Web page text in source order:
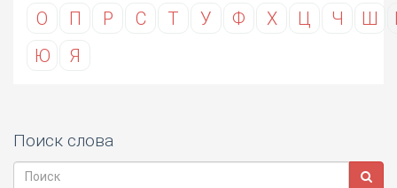
О
П Р С Т У Ф Х Ц Ч Ш
Ю
Я
Поиск слова